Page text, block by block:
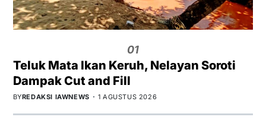
01
Teluk Mata Ikan Keruh, Nelayan Soroti
Dampak Cut and Fill
BYREDAKSI IAWNEWS 1 AGUSTUS 2026